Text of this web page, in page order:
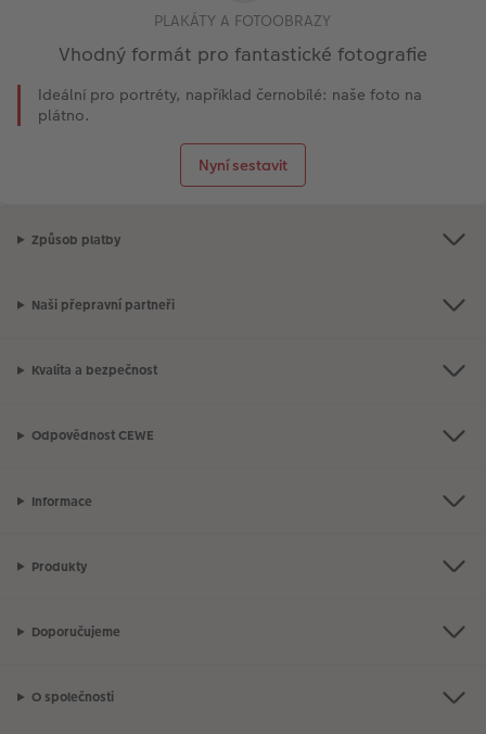
PLAKÁTY A FOTOOBRAZY
Vhodný formát pro fantastické fotografie
Ideální pro portréty, například černobílé: naše foto na
plátno.
Nyní sestavit
Způsob platby
Naši přepravní partneři
Kvalita a bezpečnost
Odpovědnost CEWE
Informace
Produkty
Doporučujeme
O společnosti